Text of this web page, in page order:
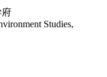
府
Studies,